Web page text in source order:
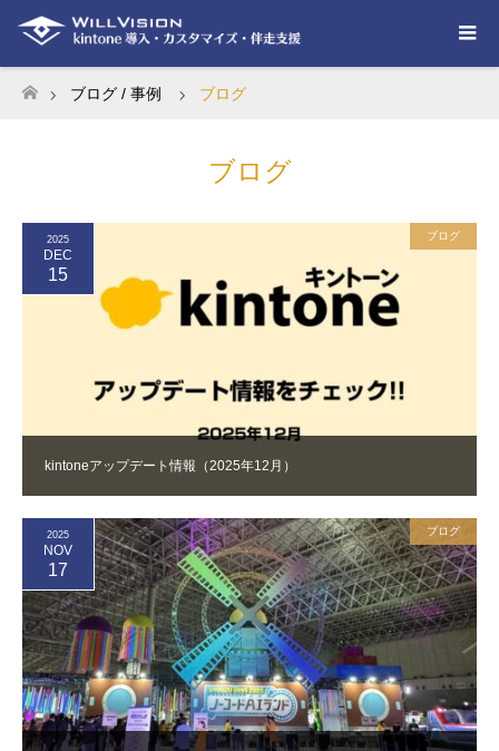
ホーム
ブログ / 事例 ブログ
ブログ
kintoneアップデート情報（2025年12月）
2025
DEC
15
ブログ
2025
NOV
17
ブログ